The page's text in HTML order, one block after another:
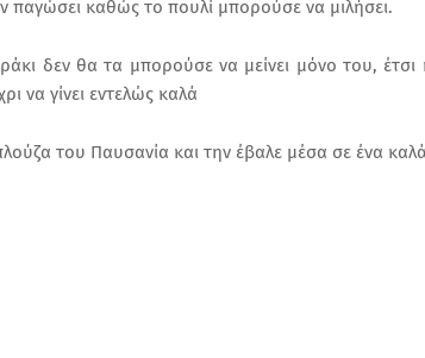
παγώσει καθώς το πουλί μπορούσε να μιλήσει.
δεν θα τα μπορούσε να μείνει μόνο του,
να γίνει εντελώς καλά
του Παυσανία και την έβαλε μέσα σε ένα